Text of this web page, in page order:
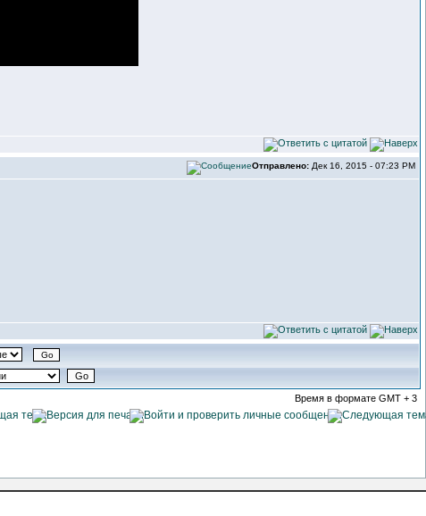
Отправлено: Дек 16, 2015 - 07:23 PM
Время в формате GMT + 3